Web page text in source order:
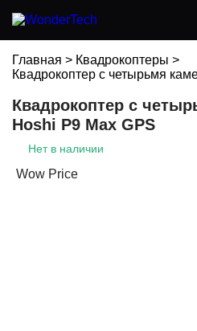
Главная > Квадрокоптеры >
Квадрокоптер с четырьмя
Квадрокоптер с
Hoshi P9 Max GPS
Нет в наличии
Wow Price